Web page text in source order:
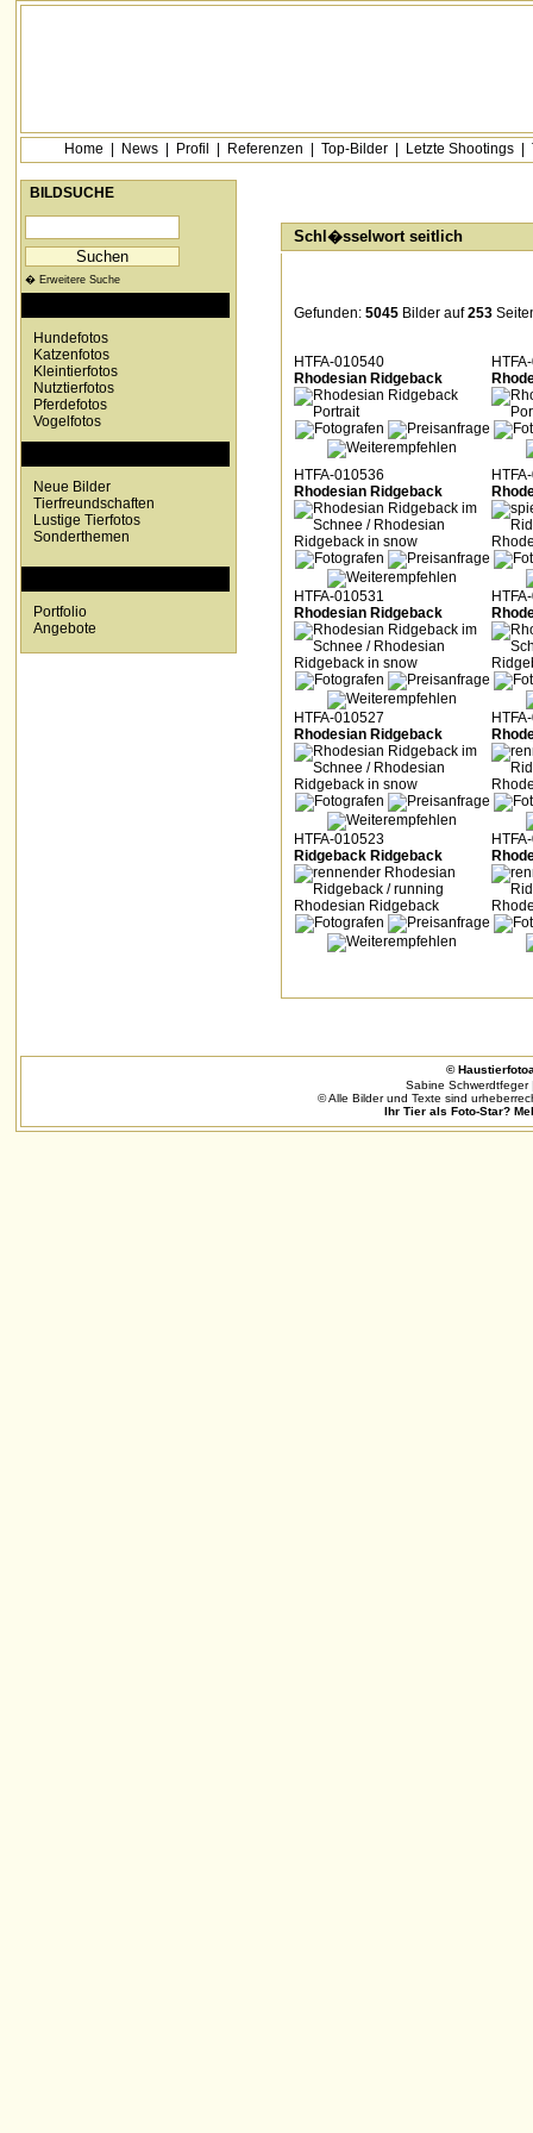
Home News Profil Referenzen Top-Bilder Letzte Shootings
BILDSUCHE
� Erweitere Suche
Hundefotos
Katzenfotos
Kleintierfotos
Nutztierfotos
Pferdefotos
Vogelfotos
Neue Bilder
Tierfreundschaften
Lustige Tierfotos
Sonderthemen
Portfolio
Angebote
Schl�sselwort seitlich
Gefunden: 5045Bilder auf253
HTFA-010540
Rhodesian Ridgeback
HTFA-010536
Rhodesian Ridgeback
HTFA-010531
Rhodesian Ridgeback
HTFA-010527
Rhodesian Ridgeback
HTFA-010523
Ridgeback Ridgeback
©
Sabine Schwerdtfeger
© Alle Bilder und Texte sind
Ihr Tier als Foto-Star?